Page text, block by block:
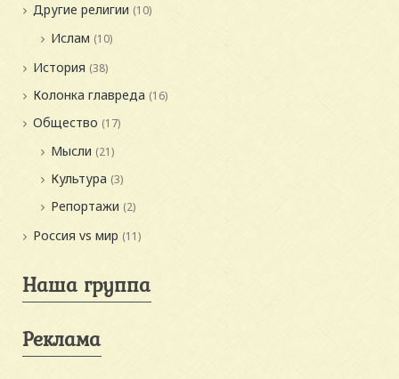
Другие религии (10)
Ислам (10)
История (38)
Колонка главреда (16)
Общество (17)
Мысли (21)
Культура (3)
Репортажи (2)
Россия vs мир (11)
Наша группа
Реклама